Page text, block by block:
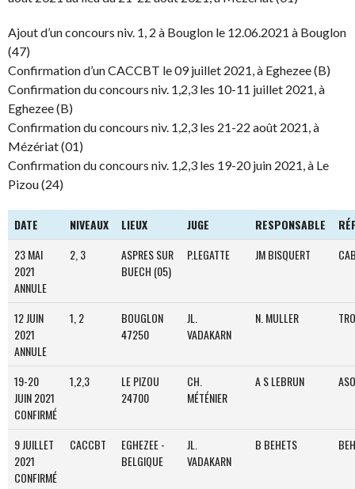
Ajout d’un concours niv. 1, 2 à Bouglon le 12.06.2021 à Bouglon
(47)
Confirmation d’un CACCBT le 09 juillet 2021, à Eghezee (B)
Confirmation du concours niv. 1,2,3 les 10-11 juillet 2021, à
Eghezee (B)
Confirmation du concours niv. 1,2,3 les 21-22 août 2021, à
Mézériat (01)
Confirmation du concours niv. 1,2,3 les 19-20 juin 2021, à Le
Pizou (24)
DATE NIVEAUX LIEUX JUGE RESPONSABLE
23 MAI
2021
ANNULE
2, 3
ASPRES SUR
BUECH (05)
P.LEGATTE JM BISQUERT
12 JUIN
2021
ANNULE
1, 2
BOUGLON
47250
JL.
VADAKARN
N. MULLER
19-20
JUIN 2021
CONFIRMÉ
1,2,3
LE PIZOU
24700
CH.
MÉTÉNIER
A S LEBRUN
9 JUILLET
2021
CONFIRMÉ
CACCBT
EGHEZEE -
BELGIQUE
JL.
VADAKARN
B BEHETS